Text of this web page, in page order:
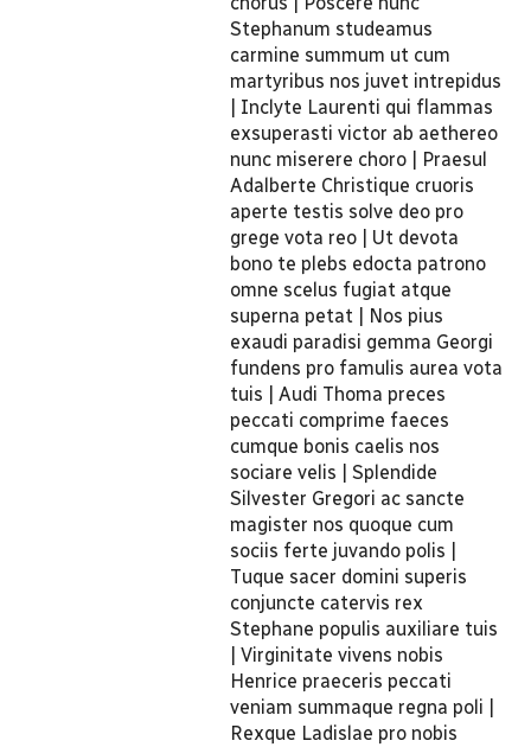
Stephanum studeamus
carmine summum ut cum
martyribus nos juvet intrepidus
| Inclyte Laurenti qui flammas
exsuperasti victor ab aethereo
nunc miserere choro | Praesul
Adalberte Christique cruoris
aperte testis solve deo pro
grege vota reo | Ut devota
bono te plebs edocta patrono
omne scelus fugiat atque
superna petat | Nos pius
exaudi paradisi gemma Georgi
fundens pro famulis aurea vota
tuis | Audi Thoma preces
peccati comprime faeces
cumque bonis caelis nos
sociare velis | Splendide
Silvester Gregori ac sancte
magister nos quoque cum
sociis ferte juvando polis |
Tuque sacer domini superis
conjuncte catervis rex
Stephane populis auxiliare tuis
| Virginitate vivens nobis
Henrice praeceris peccati
veniam summaque regna poli |
Rexque Ladislae pro nobis